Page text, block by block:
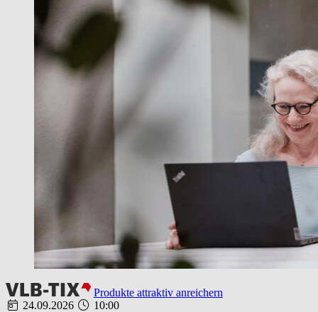
Produkte attraktiv anreichern
24.09.2026
10:00